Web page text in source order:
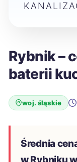
Rybnik –
baterii
woj. śląskie
Średnia